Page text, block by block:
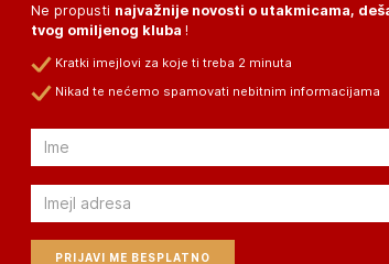
Ne propusti najvažnije novosti o utakmicama,
tvog omiljenog kluba !
Kratki imejlovi za koje ti treba 2 minuta
Nikad te nećemo spamovati nebitnim informacijama
Email
Email